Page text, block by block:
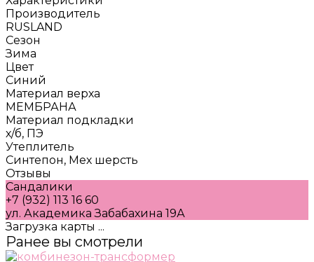
Производитель
RUSLAND
Сезон
Зима
Цвет
Синий
Материал верха
МЕМБРАНА
Материал подкладки
х/б, ПЭ
Утеплитель
Синтепон, Мех шерсть
Отзывы
Сандалики
+7 (932) 113 16 60
ул. Академика Забабахина 19А
Загрузка карты ...
Ранее вы смотрели